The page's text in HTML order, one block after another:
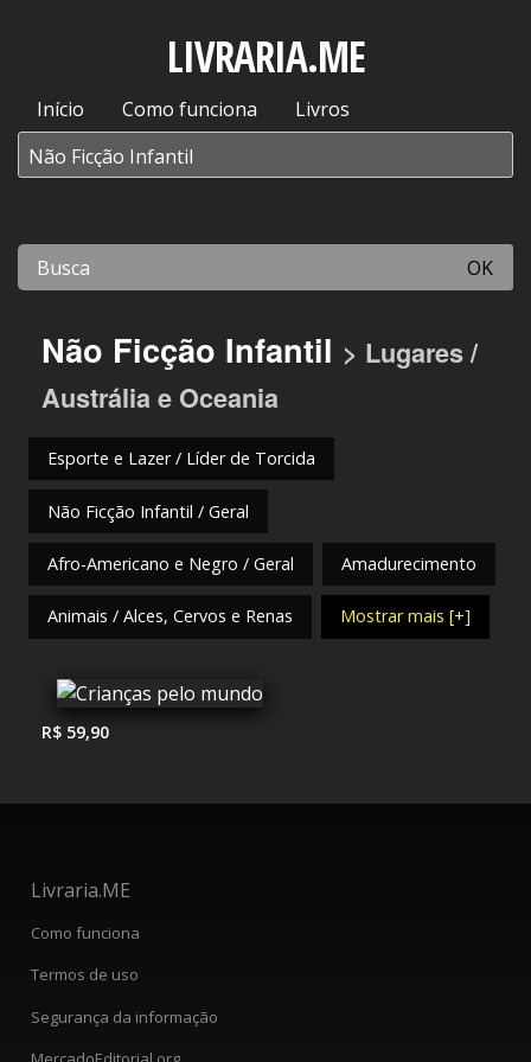
LIVRARIA.ME
Início Como funciona Livros
OK
Não Ficção Infantil > Lugares /
Austrália e Oceania
Esporte e Lazer / Líder de Torcida
Não Ficção Infantil / Geral
Afro-Americano e Negro / Geral Amadurecimento
Animais / Alces, Cervos e Renas Mostrar mais [+]
R$ 59,90
Livraria.ME
Como funciona
Termos de uso
Segurança da informação